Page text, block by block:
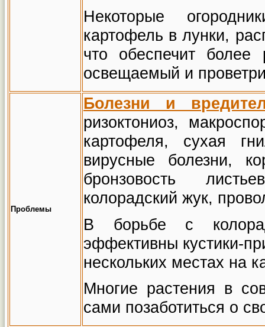
Некоторые
картофель в лунки,
что обеспечит более
освещаемый и
Проблемы
Болезни и
ризоктониоз,
картофеля, сухая
вирусные болезни,
бронзовость
колорадский жук,
В борьбе с
эффективны кустики-
нескольких местах на
Многие растения в
сами позаботиться о